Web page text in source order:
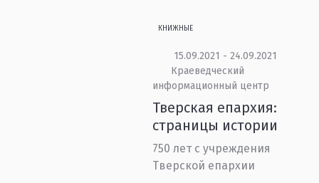
КНИЖНЫЕ
15.09.2021 - 24.09.2021
Краеведческий
информационный центр
Тверская епархия:
страницы истории
750 лет с учреждения
Тверской епархии